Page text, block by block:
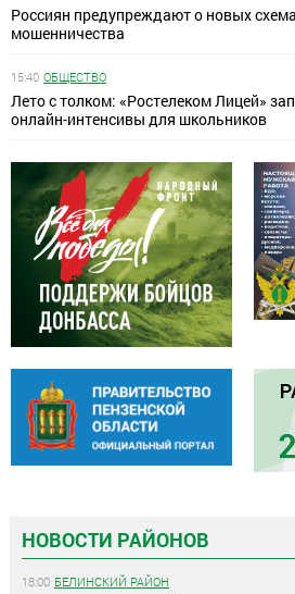
Россиян предупреждают о новых
мошенничества
15:40 ОБЩЕСТВО
Лето с толком: «Ростелеком Лицей»
онлайн-интенсивы для школьников
НОВОСТИ РАЙОНОВ
18:00 БЕЛИНСКИЙ РАЙОН